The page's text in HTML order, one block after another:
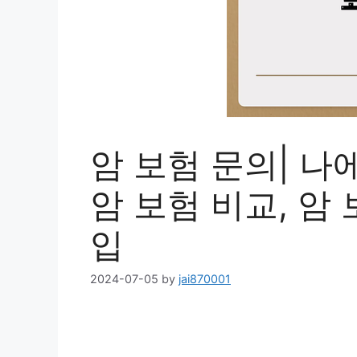
암 보험 문의| 나
암 보험 비교, 암
입
2024-07-05 by jai870001